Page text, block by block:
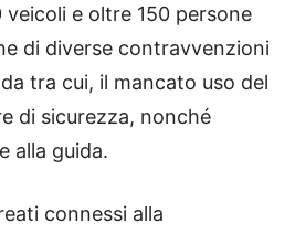
e oltre 150 persone
di diverse contravvenzioni
tra cui, il mancato uso del
di sicurezza, nonché
alla guida.
connessi alla